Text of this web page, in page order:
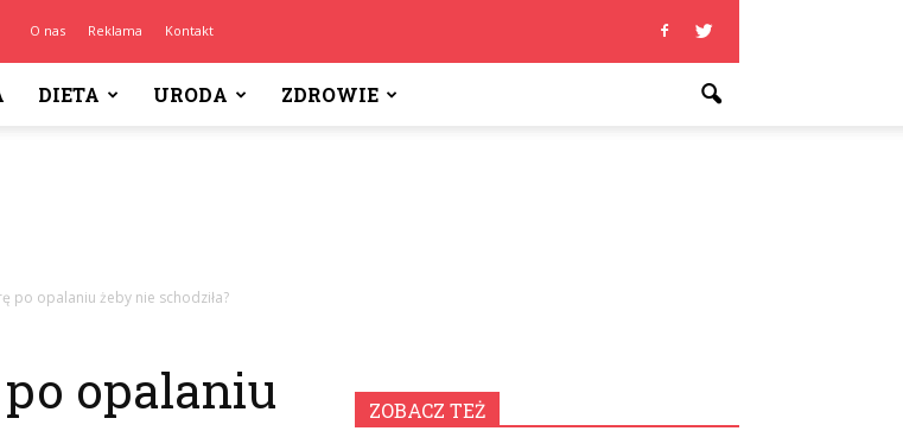
O nas Reklama Kontakt
DIETA URODA ZDROWIE
po opalaniu żeby nie schodziła?
opalaniu
ZOBACZ TEŻ